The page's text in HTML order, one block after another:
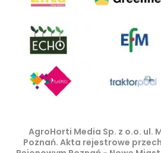
AgroHorti Media Sp. z o.o. ul.
Poznań. Akta rejestrowe